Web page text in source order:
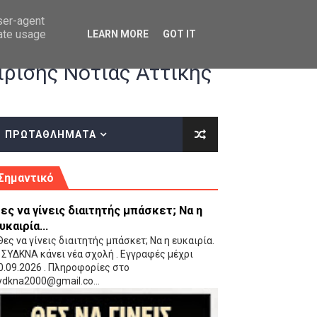
οδηγίες επί του ΚΑΝΟΝΙΣΜΟΥ ΕΓΓΡΑΦΩΝ-ΜΕΤΑΓΡΑΦΩΝ ΤΗΣ
(VIDEO)
Νότιας Αττικής
ΠΡΩΤΑΘΛΗΜΑΤΑ
να γίνεις διαιτητής μπάσκετ; Να η
να γίνεις διαιτητής μπάσκετ; Να η ευκαιρία.
κάνει νέα σχολή . Εγγραφές μέχρι
. Πληροφορίες στο
agent
usage
LEARN MORE GOT IT